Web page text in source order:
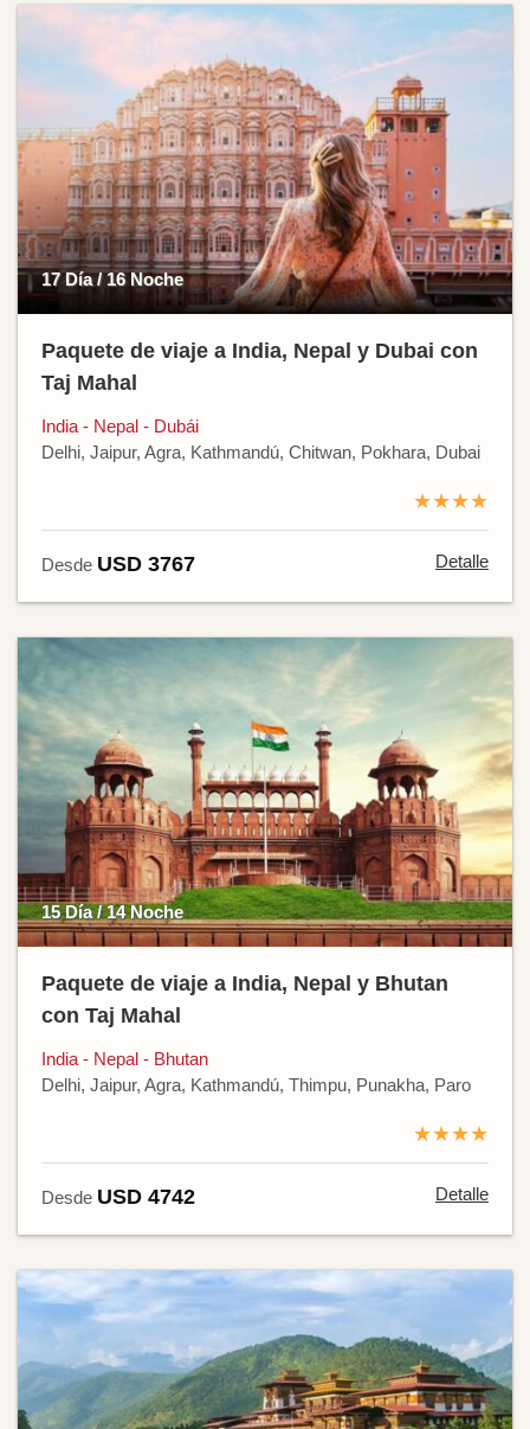
17 Día / 16 Noche
Paquete de viaje a India, Nepal y Dubai con
Taj Mahal
India - Nepal - Dubái
Delhi, Jaipur, Agra, Kathmandú, Chitwan, Pokhara, Dubai
★★★★
Desde USD 3767 Detalle
15 Día / 14 Noche
Paquete de viaje a India, Nepal y Bhutan
con Taj Mahal
India - Nepal - Bhutan
Delhi, Jaipur, Agra, Kathmandú, Thimpu, Punakha, Paro
★★★★
Desde USD 4742 Detalle